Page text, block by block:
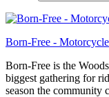
Born-Free -
Born-Free is the
biggest gathering for
season the community